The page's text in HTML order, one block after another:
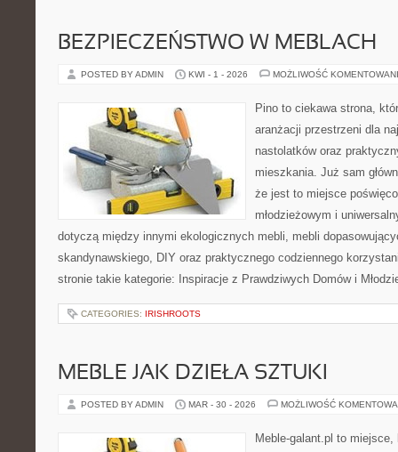
BEZPIECZEŃSTWO W MEBLACH
POSTED BY ADMIN KWI - 1 - 2026 MOŻLIWOŚĆ
Pino to ciekawa strona,
aranżacji przestrzeni dla
nastolatków oraz
mieszkania. Już sam
że jest to miejsce
młodzieżowym i
dotyczą między innymi ekologicznych mebli, mebli
skandynawskiego, DIY oraz praktycznego codziennego
stronie takie kategorie: Inspiracje z Prawdziwych Domów i
CATEGORIES: IRISHROOTS
MEBLE JAK DZIEŁA SZTUKI
POSTED BY ADMIN MAR - 30 - 2026 MOŻLIWOŚĆ
Meble-galant.pl to